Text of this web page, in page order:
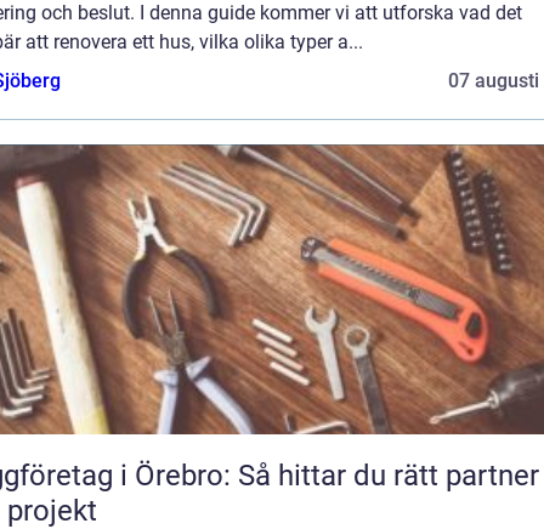
och beslut. I denna guide kommer vi att utforska vad det
att renovera ett hus, vilka olika typer a...
07 augusti
i Örebro: Så hittar du rätt